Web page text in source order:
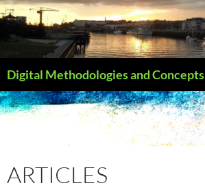
Aller
au
contenu
Digital Methodologies and Concepts
ARTICLES